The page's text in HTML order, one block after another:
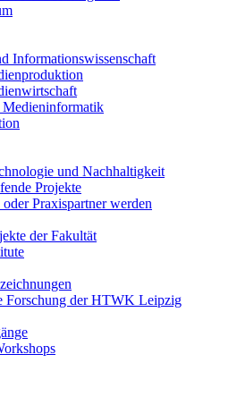
Informationswissenschaft
und Nachhaltigkeit
Projekte
Praxispartner werden
der Fakultät
Forschung der HTWK Leipzig